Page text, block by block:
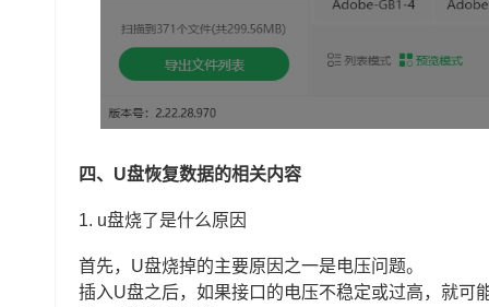
四、U盘恢复数据的相关内容
1. u盘烧了是什么原因
首先，U盘烧掉的主要原因之一是电压问题。
插入U盘之后，如果接口的电压不稳定或过高，就可